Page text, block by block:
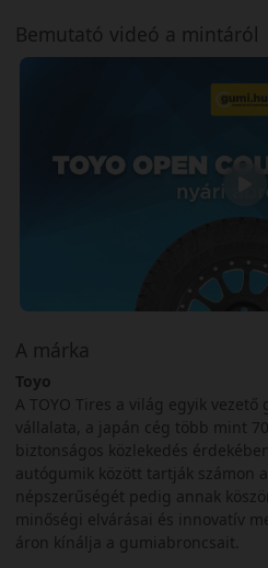
Bemutató videó a mintáról
A márka
Toyo
A TOYO Tires a világ egyik
vállalata, a japán cég több mint
biztonságos közlekedés
autógumik között tartják számon a
népszerűségét pedig annak
minőségi elvárásai és innovatív
áron kínálja a gumiabroncsait.